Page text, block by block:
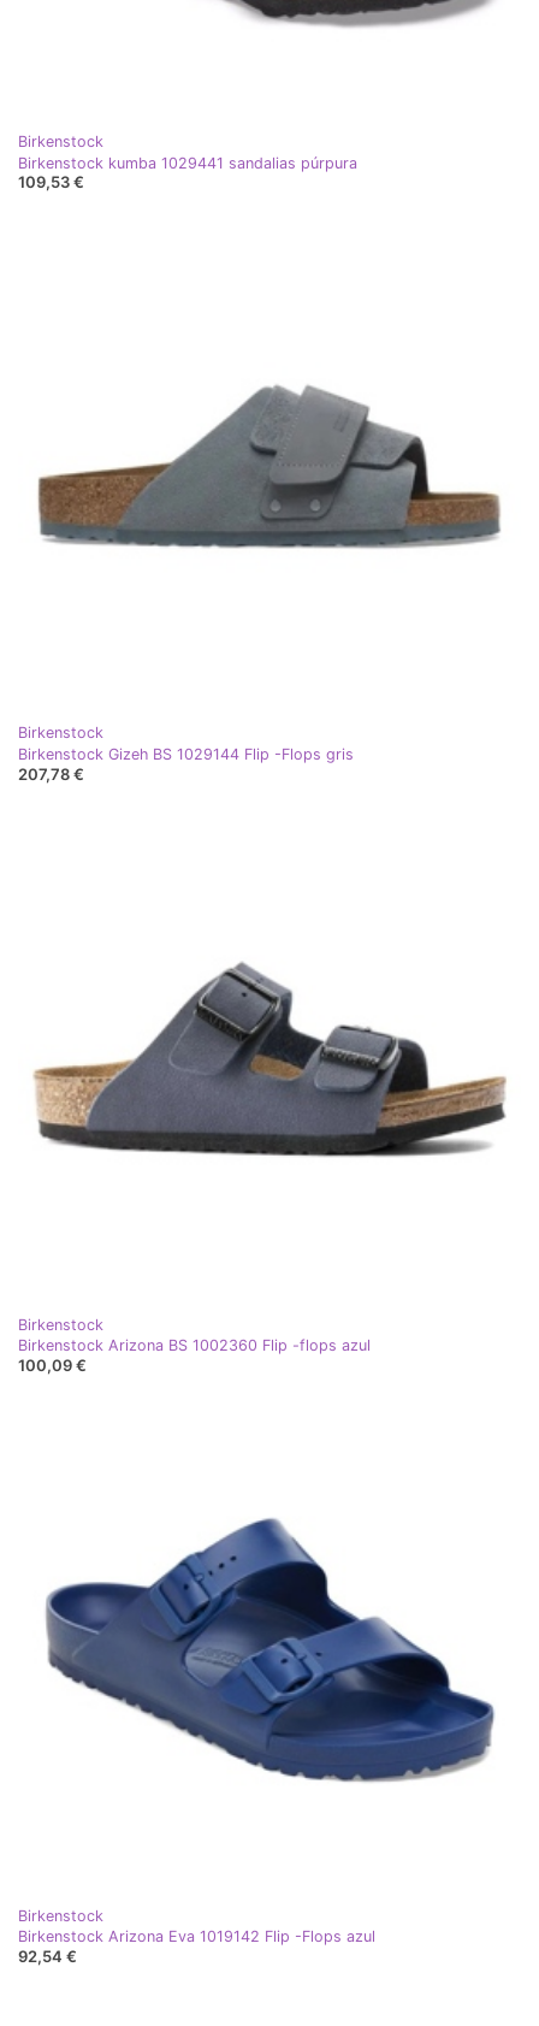
Birkenstock
Birkenstock kumba 1029441 sandalias púrpura
109,53 €
Birkenstock
Birkenstock Gizeh BS 1029144 Flip -Flops gris
207,78 €
Birkenstock
Birkenstock Arizona BS 1002360 Flip -flops azul
100,09 €
Birkenstock
Birkenstock Arizona Eva 1019142 Flip -Flops azul
92,54 €